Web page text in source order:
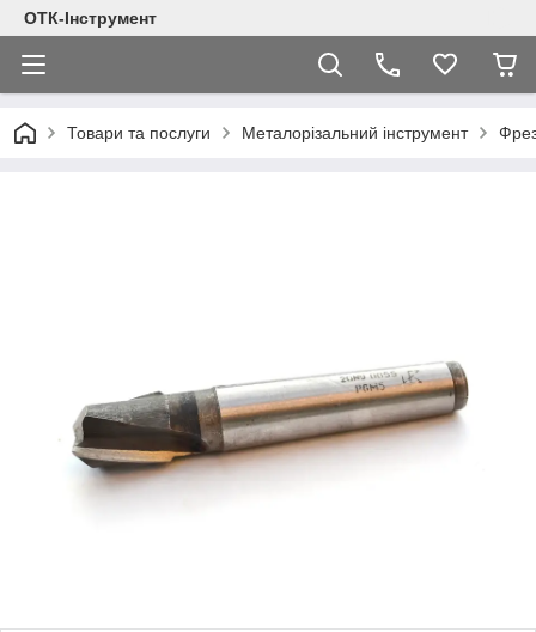
ОТК-Інструмент
Товари та послуги Металорізальний інструмент